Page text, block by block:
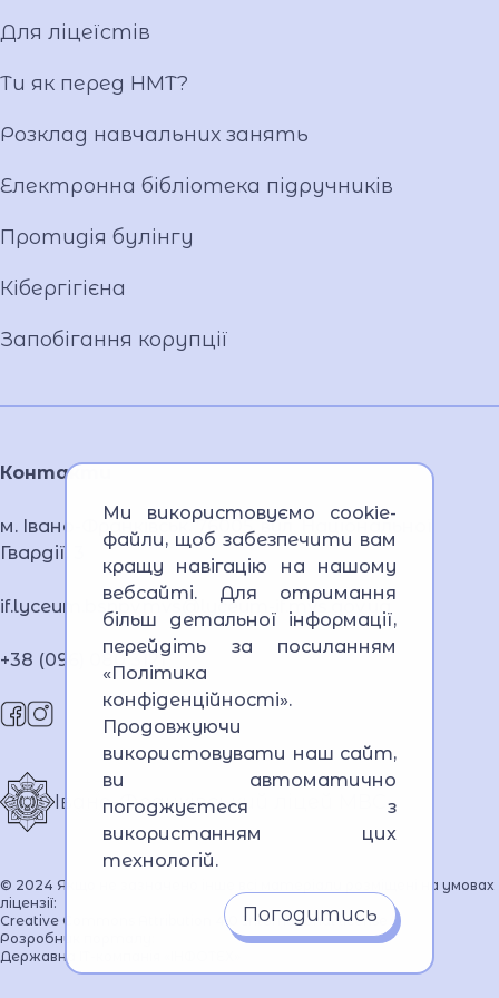
Контакти
м. Івано-Франківськ, 76005, вул. Національної
Гвардії, 3
if.lyceum.bsnpv.mvs@lyceum-if.mvs.gov.ua
+38 (096) 080 3121
Івано-Франківський ліцей МВС
© 2024 Якщо не зазначено інше всі матеріали розміщені на умовах
ліцензії:
Creative Commons Attribution 4.0 International license
Розробник порталу:
Державна ІТ-компанія «ІНФОТЕХ»
Фотогалерея
Відеогалерея
Вакансії
Публічна інформація
Для ліцеїстів
Ти як перед НМТ?
Розклад навчальних занять
Електронна бібліотека підручників
Протидія булінгу
Кібергігієна
Запобігання корупції
Ми використовуємо cookie-
файли, щоб забезпечити вам
кращу навігацію на нашому
вебсайті. Для отримання
більш детальної інформації,
перейдіть за посиланням
«Політика
конфіденційності».
Продовжуючи
використовувати наш сайт,
ви автоматично
погоджуєтеся з
використанням цих
технологій.
Погодитись